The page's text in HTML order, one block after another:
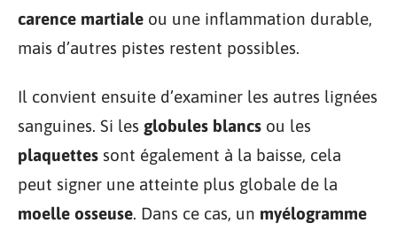
carence martiale ou une inflammation durable,
mais d’autres pistes restent possibles.
Il convient ensuite d’examiner les autres lignées
sanguines. Si les globules blancs ou les
plaquettes sont également à la baisse, cela
peut signer une atteinte plus globale de la
moelle osseuse. Dans ce cas, un myélogramme